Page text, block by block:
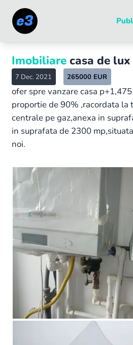
Imobiliare casa de lux
7 Dec. 2021 265000 EUR
ofer spre vanzare casa p+1,475
proportie de 90% ,racordata
centrale pe gaz,anexa in
in suprafata de 2300
noi.